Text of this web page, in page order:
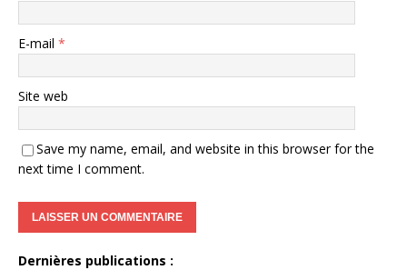
E-mail *
Site web
Save my name, email, and website in this browser for the
next time I comment.
Dernières publications :